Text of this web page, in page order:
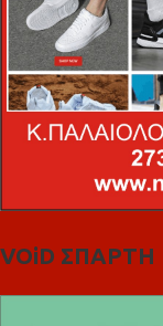
VOiD ΣΠΑΡΤΗ